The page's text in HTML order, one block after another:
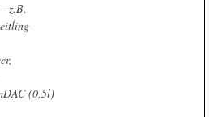
z.B.
(0,5l)